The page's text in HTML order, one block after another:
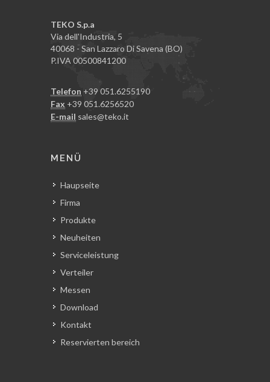
TEKO S.p.a
Via dell'Industria, 5
40068 - San Lazzaro Di Savena (BO)
P.IVA 00500841200
Telefon +39 051.6255190
Fax +39 051.6256520
E-mail sales@teko.it
MENÜ
Haupseite
Firma
Produkte
Neuheiten
Serviceleistung
Verteiler
Messen
Download
Kontakt
Reservierten bereich